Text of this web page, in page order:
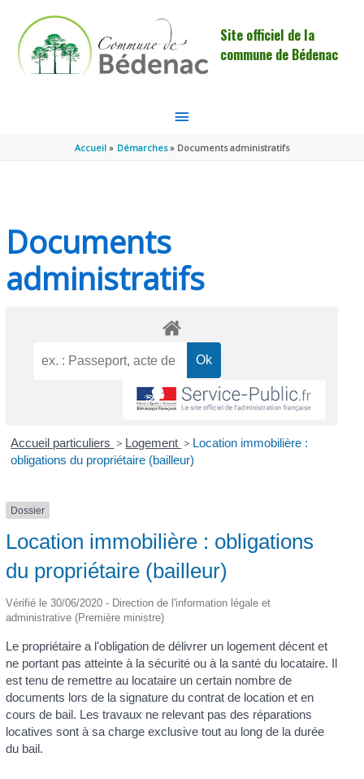
Site officiel de la
commune de Bédenac
MENU
PRINCIPAL
Accueil Démarches Documents administratifs
Documents
administratifs
Accueil particuliers > Logement > Location immobilière :
obligations du propriétaire (bailleur)
Dossier
Location immobilière : obligations
du propriétaire (bailleur)
Vérifié le 30/06/2020 - Direction de l'information légale et
administrative (Première ministre)
Le propriétaire a l'obligation de délivrer un logement décent et
ne portant pas atteinte à la sécurité ou à la santé du locataire. Il
est tenu de remettre au locataire un certain nombre de
documents lors de la signature du contrat de location et en
cours de bail. Les travaux ne relevant pas des réparations
locatives sont à sa charge exclusive tout au long de la durée
du bail.